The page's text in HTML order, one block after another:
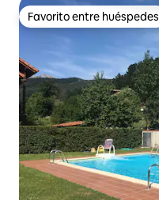
Favorito entre huéspedes
Favorito entre huéspedes